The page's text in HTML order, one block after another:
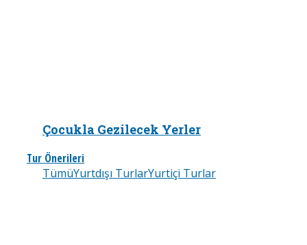
Çocukla Gezilecek Yerler
Tur Önerileri
TümüYurtdışı TurlarYurtiçi Turlar